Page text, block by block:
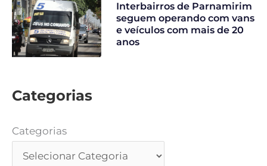
Interbairros de Parnamirim
seguem operando com vans
e veículos com mais de 20
anos
Categorias
Categorias